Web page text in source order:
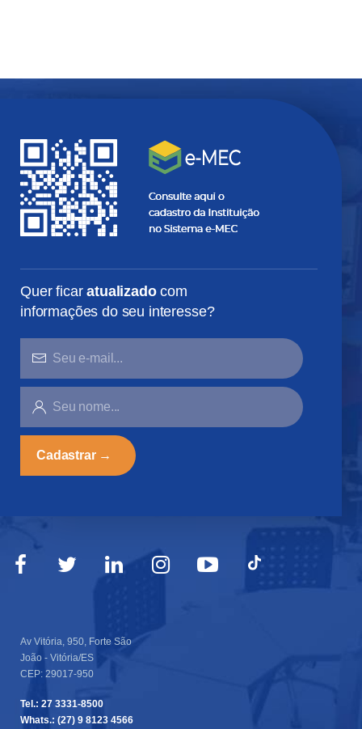
Quer ficaratualizadocom
informações do seu interesse?
SEU
MAIL...
SEU
NOME...
Av Vitória, 950, Forte São
João - Vitória/ES
CEP: 29017-950
Tel.: 27 3331-8500
Whats.: (27) 9 8123 4566